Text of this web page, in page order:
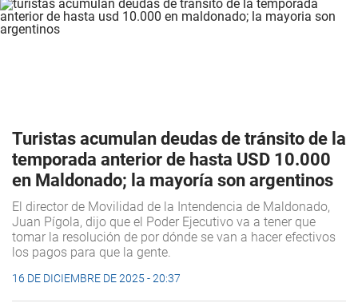
Turistas acumulan deudas de tránsito de la
temporada anterior de hasta USD 10.000
en Maldonado; la mayoría son argentinos
El director de Movilidad de la Intendencia de Maldonado,
Juan Pígola, dijo que el Poder Ejecutivo va a tener que
tomar la resolución de por dónde se van a hacer efectivos
los pagos para que la gente.
16 DE DICIEMBRE DE 2025 - 20:37